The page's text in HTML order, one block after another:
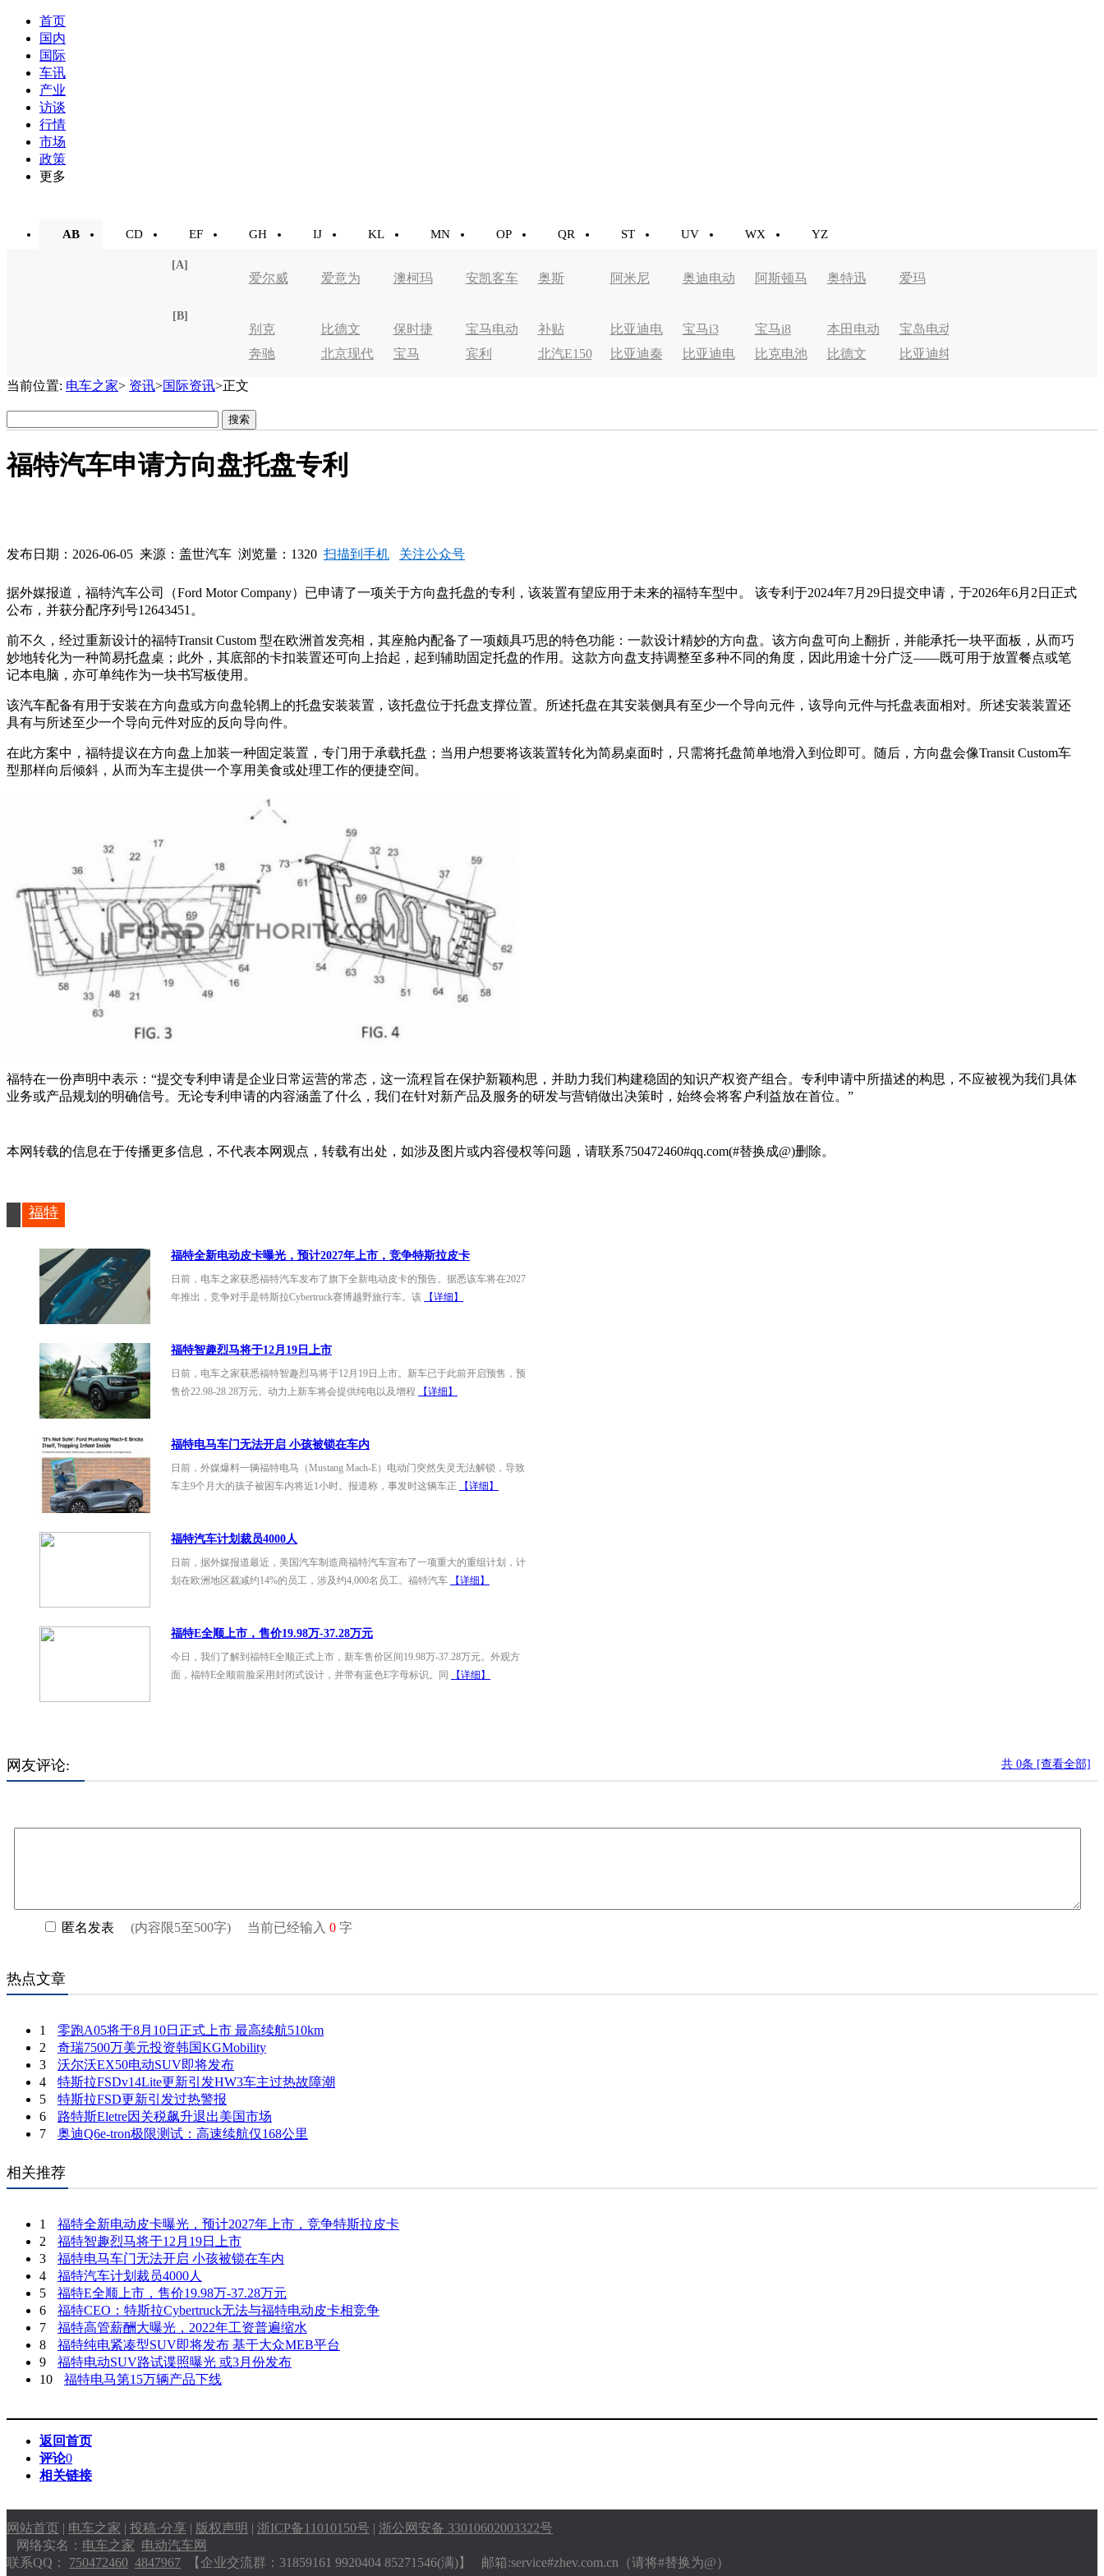
首页
国内
国际
车讯
产业
访谈
行情
市场
政策
更多
AB CD EF GH IJ KL MN OP QR ST UV WX YZ
[A]
爱尔威 爱意为 澳柯玛 安凯客车 奥斯 阿米尼 奥迪电动 阿斯顿马 奥特迅 爱玛
[B]
别克 比德文 保时捷 宝马电动
车
补贴 比亚迪电
动轿车
宝马i3 宝马i8 本田电动
车
宝岛电动
车
奔驰 北京现代 宝马 宾利 北汽E150 比亚迪秦 比亚迪电 比克电池 比德文 比亚迪纯
当前位置: 电车之家> 资讯>国际资讯>正文
福特汽车申请方向盘托盘专利
发布日期：2026-06-05 来源：盖世汽车 浏览量：1320 扫描到手机 关注公众号
据外媒报道，福特汽车公司（Ford Motor Company）已申请了一项关于方向盘托盘的专利，该装置有望应用于未来的福特车型中。 该专利于2024年7月29日提交申请，于2026年6月2日正式
公布，并获分配序列号12643451。
前不久，经过重新设计的福特Transit Custom 型在欧洲首发亮相，其座舱内配备了一项颇具巧思的特色功能：一款设计精妙的方向盘。该方向盘可向上翻折，并能承托一块平面板，从而巧
妙地转化为一种简易托盘桌；此外，其底部的卡扣装置还可向上抬起，起到辅助固定托盘的作用。这款方向盘支持调整至多种不同的角度，因此用途十分广泛——既可用于放置餐点或笔
记本电脑，亦可单纯作为一块书写板使用。
该汽车配备有用于安装在方向盘或方向盘轮辋上的托盘安装装置，该托盘位于托盘支撑位置。所述托盘在其安装侧具有至少一个导向元件，该导向元件与托盘表面相对。所述安装装置还
具有与所述至少一个导向元件对应的反向导向件。
在此方案中，福特提议在方向盘上加装一种固定装置，专门用于承载托盘；当用户想要将该装置转化为简易桌面时，只需将托盘简单地滑入到位即可。随后，方向盘会像Transit Custom车
型那样向后倾斜，从而为车主提供一个享用美食或处理工作的便捷空间。
福特在一份声明中表示：“提交专利申请是企业日常运营的常态，这一流程旨在保护新颖构思，并助力我们构建稳固的知识产权资产组合。专利申请中所描述的构思，不应被视为我们具体
业务或产品规划的明确信号。无论专利申请的内容涵盖了什么，我们在针对新产品及服务的研发与营销做出决策时，始终会将客户利益放在首位。”
本网转载的信息在于传播更多信息，不代表本网观点，转载有出处，如涉及图片或内容侵权等问题，请联系750472460#qq.com(#替换成@)删除。
福特
福特全新电动皮卡曝光，预计2027年上市，竞争特斯拉皮卡
日前，电车之家获悉福特汽车发布了旗下全新电动皮卡的预告。据悉该车将在2027
年推出，竞争对手是特斯拉Cybertruck赛博越野旅行车。该
【详细】
福特智趣烈马将于12月19日上市
日前，电车之家获悉福特智趣烈马将于12月19日上市。新车已于此前开启预售，预
售价22.98-28.28万元。动力上新车将会提供纯电以及增程
【详细】
福特电马车门无法开启 小孩被锁在车内
日前，外媒爆料一辆福特电马（Mustang Mach-E）电动门突然失灵无法解锁，导致
车主9个月大的孩子被困车内将近1小时。报道称，事发时这辆车正
【详细】
福特汽车计划裁员4000人
日前，据外媒报道最近，美国汽车制造商福特汽车宣布了一项重大的重组计划，计
划在欧洲地区裁减约14%的员工，涉及约4,000名员工。福特汽车
【详细】
福特E全顺上市，售价19.98万-37.28万元
今日，我们了解到福特E全顺正式上市，新车售价区间19.98万-37.28万元。外观方
面，福特E全顺前脸采用封闭式设计，并带有蓝色E字母标识。同
【详细】
共 0条 [查看全部]
网友评论:
热点文章
1
零跑A05将于8月10日正式上市 最高续航510km
2
奇瑞7500万美元投资韩国KGMobility
3
沃尔沃EX50电动SUV即将发布
4
特斯拉FSDv14Lite更新引发HW3车主过热故障潮
5
特斯拉FSD更新引发过热警报
6
路特斯Eletre因关税飙升退出美国市场
7
奥迪Q6e-tron极限测试：高速续航仅168公里
相关推荐
1
福特全新电动皮卡曝光，预计2027年上市，竞争特斯拉皮卡
2
福特智趣烈马将于12月19日上市
3
福特电马车门无法开启 小孩被锁在车内
4
福特汽车计划裁员4000人
5
福特E全顺上市，售价19.98万-37.28万元
6
福特CEO：特斯拉Cybertruck无法与福特电动皮卡相竞争
7
福特高管薪酬大曝光，2022年工资普遍缩水
8
福特纯电紧凑型SUV即将发布 基于大众MEB平台
9
福特电动SUV路试谍照曝光 或3月份发布
10
福特电马第15万辆产品下线
返回首页
评论0
相关链接
网站首页 | 电车之家 | 投稿·分享 | 版权声明 | 浙ICP备11010150号 | 浙公网安备 33010602003322号
网络实名： 电车之家 电动汽车网
联系QQ： 750472460 4847967 【企业交流群：31859161 9920404 85271546(满)】 邮箱:service#zhev.com.cn（请将#替换为@）